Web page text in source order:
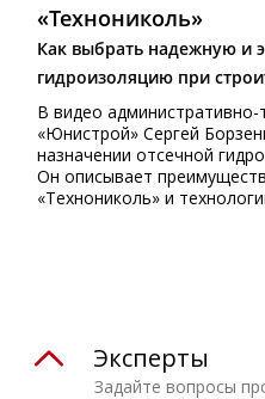
«Технониколь»
Как выбрать надежную и
гидроизоляцию при
В видео административно-
«Юнистрой» Сергей
назначении отсечной
Он описывает
«Технониколь» и
Задайте вопросы
Эксперты